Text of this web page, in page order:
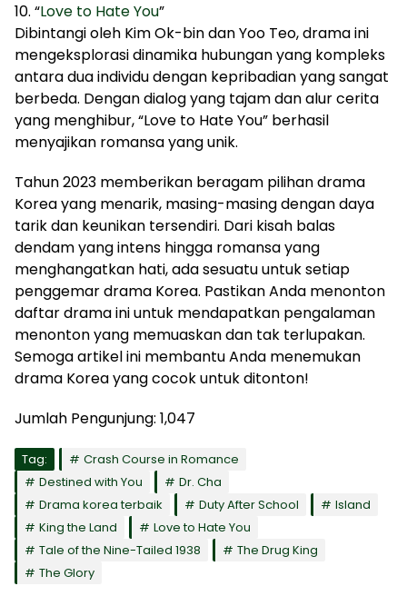
10. “Love to Hate You”
Dibintangi oleh Kim Ok-bin dan Yoo Teo, drama ini
mengeksplorasi dinamika hubungan yang kompleks
antara dua individu dengan kepribadian yang sangat
berbeda. Dengan dialog yang tajam dan alur cerita
yang menghibur, “Love to Hate You” berhasil
menyajikan romansa yang unik.
Tahun 2023 memberikan beragam pilihan drama
Korea yang menarik, masing-masing dengan daya
tarik dan keunikan tersendiri. Dari kisah balas
dendam yang intens hingga romansa yang
menghangatkan hati, ada sesuatu untuk setiap
penggemar drama Korea. Pastikan Anda menonton
daftar drama ini untuk mendapatkan pengalaman
menonton yang memuaskan dan tak terlupakan.
Semoga artikel ini membantu Anda menemukan
drama Korea yang cocok untuk ditonton!
Jumlah Pengunjung: 1,047
Tag:
Crash Course in Romance
Destined with You
Dr. Cha
Drama korea terbaik
Duty After School
Island
King the Land
Love to Hate You
Tale of the Nine-Tailed 1938
The Drug King
The Glory